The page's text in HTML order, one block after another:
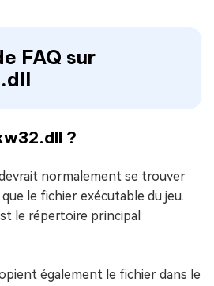
FAQ sur
?
normalement se trouver
le fichier exécutable du jeu.
le répertoire principal
également le fichier dans le